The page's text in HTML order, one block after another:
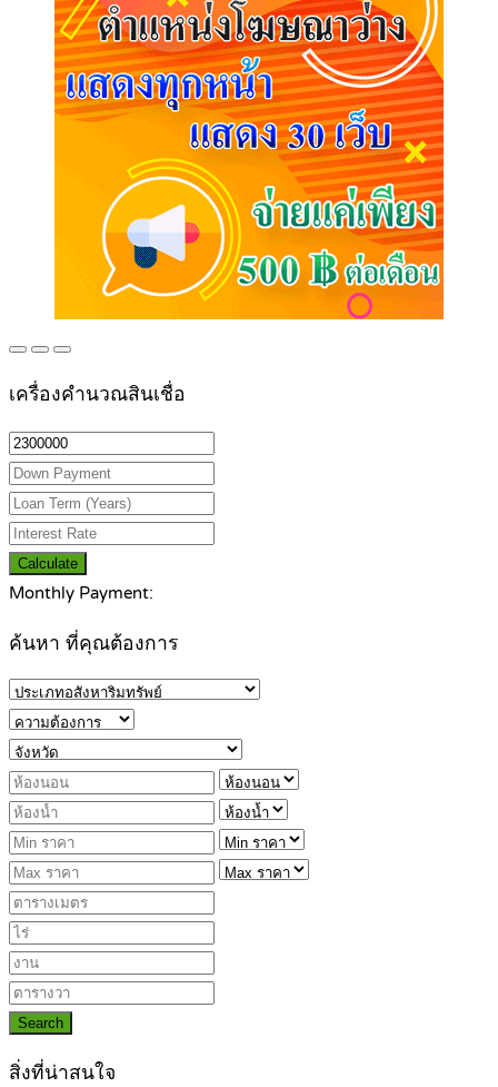
เครื่องคำนวณสินเชื่อ
Calculate
Monthly Payment:
ค้นหา ที่คุณต้องการ
Search
สิ่งที่น่าสนใจ